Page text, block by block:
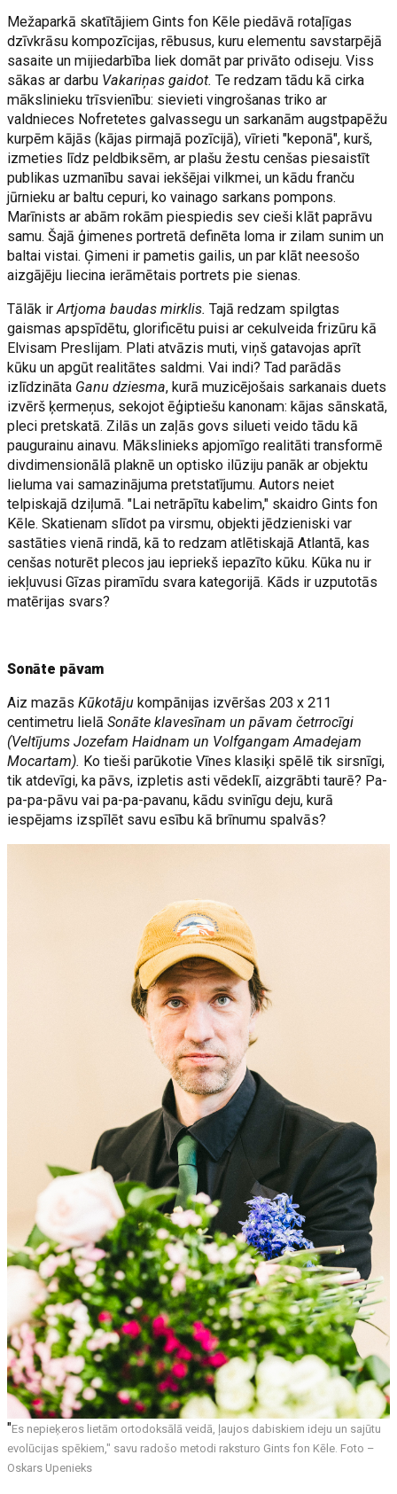
Mežaparkā skatītājiem Gints fon Kēle piedāvā rotaļīgas
dzīvkrāsu kompozīcijas, rēbusus, kuru elementu savstarpējā
sasaite un mijiedarbība liek domāt par privāto odiseju. Viss
sākas ar darbu Vakariņas gaidot.Te redzam tādu kā cirka
mākslinieku trīsvienību: sievieti vingrošanas triko ar
valdnieces Nofretetes galvassegu un sarkanām augstpapēžu
kurpēm kājās (kājas pirmajā pozīcijā), vīrieti "keponā", kurš,
izmeties līdz peldbiksēm, ar plašu žestu cenšas piesaistīt
publikas uzmanību savai iekšējai vilkmei, un kādu franču
jūrnieku ar baltu cepuri, ko vainago sarkans pompons.
Marīnists ar abām rokām piespiedis sev cieši klāt paprāvu
samu. Šajā ģimenes portretā definēta loma ir zilam sunim un
baltai vistai. Ģimeni ir pametis gailis, un par klāt neesošo
aizgājēju liecina ierāmētais portrets pie sienas.
Tālāk irArtjoma baudas mirklis.Tajā redzam spilgtas
gaismas apspīdētu, glorificētu puisi ar cekulveida frizūru kā
Elvisam Preslijam. Plati atvāzis muti, viņš gatavojas aprīt
kūku un apgūt realitātes saldmi. Vai indi? Tad parādās
izlīdzināta Ganu dziesma, kurā muzicējošais sarkanais duets
izvērš ķermeņus, sekojot ēģiptiešu kanonam: kājas sānskatā,
pleci pretskatā. Zilās un zaļās govs silueti veido tādu kā
paugurainu ainavu. Mākslinieks apjomīgo realitāti transformē
divdimensionālā plaknē un optisko ilūziju panāk ar objektu
lieluma vai samazinājuma pretstatījumu. Autors neiet
telpiskajā dziļumā. "Lai netrāpītu kabelim," skaidro Gints fon
Kēle. Skatienam slīdot pa virsmu, objekti jēdzieniski var
sastāties vienā rindā, kā to redzam atlētiskajā Atlantā, kas
cenšas noturēt plecos jau iepriekš iepazīto kūku. Kūka nu ir
iekļuvusi Gīzas piramīdu svara kategorijā. Kāds ir uzputotās
matērijas svars?
Sonāte pāvam
Aiz mazāsKūkotāju kompānijas izvēršas 203 x 211
centimetru lielāSonāte klavesīnam un pāvam četrrocīgi
(Veltījums Jozefam Haidnam un Volfgangam Amadejam
Mocartam). Ko tieši parūkotie Vīnes klasiķi spēlē tik sirsnīgi,
tik atdevīgi, ka pāvs, izpletis asti vēdeklī, aizgrābti taurē? Pa-
pa-pa-pāvu vai pa-pa-pavanu, kādu svinīgu deju, kurā
iespējams izspīlēt savu esību kā brīnumu spalvās?
"Es nepieķeros lietām ortodoksālā veidā, ļaujos dabiskiem ideju un sajūtu
evolūcijas spēkiem," savu radošo metodi raksturo Gints fon Kēle. Foto –
Oskars Upenieks